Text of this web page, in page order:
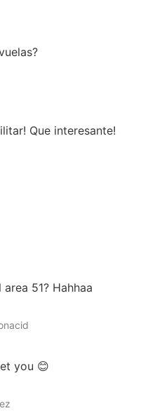
Que interesante!
51? Hahhaa
you 😊